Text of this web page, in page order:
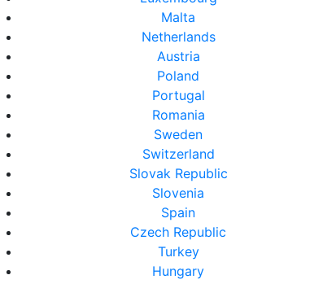
Malta
Netherlands
Austria
Poland
Portugal
Romania
Sweden
Switzerland
Slovak Republic
Slovenia
Spain
Czech Republic
Turkey
Hungary